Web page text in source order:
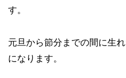
す。
元旦から節分までの間に生
になります。